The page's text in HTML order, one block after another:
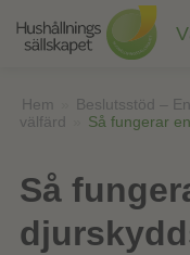
innehåll
Hem
Beslutsstöd –
välfärd
Så fungerar
Så